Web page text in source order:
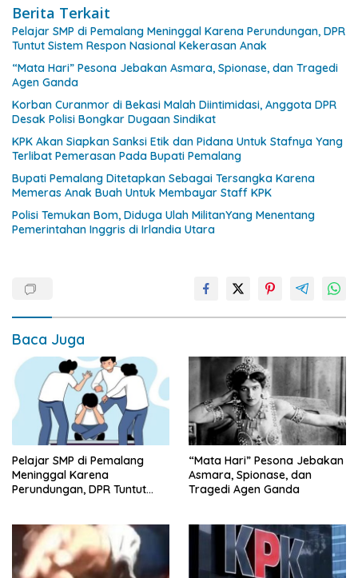
Berita Terkait
Pelajar SMP di Pemalang Meninggal Karena Perundungan, DPR
Tuntut Sistem Respon Nasional Kekerasan Anak
“Mata Hari” Pesona Jebakan Asmara, Spionase, dan Tragedi
Agen Ganda
Korban Curanmor di Bekasi Malah Diintimidasi, Anggota DPR
Desak Polisi Bongkar Dugaan Sindikat
KPK Akan Siapkan Sanksi Etik dan Pidana Untuk Stafnya Yang
Terlibat Pemerasan Pada Bupati Pemalang
Bupati Pemalang Ditetapkan Sebagai Tersangka Karena
Memeras Anak Buah Untuk Membayar Staff KPK
Polisi Temukan Bom, Diduga Ulah MilitanYang Menentang
Pemerintahan Inggris di Irlandia Utara
Baca Juga
Pelajar SMP di Pemalang
Meninggal Karena
Perundungan, DPR Tuntut
“Mata Hari” Pesona Jebakan
Asmara, Spionase, dan
Tragedi Agen Ganda